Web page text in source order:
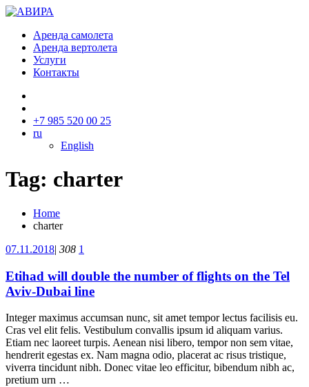
Аренда самолета
Аренда вертолета
Услуги
Контакты
+7 985 520 00 25
ru
English
Tag: charter
Home
charter
07.11.2018| 308 1
Etihad will double the number of flights on the Tel
Aviv-Dubai line
Integer maximus accumsan nunc, sit amet tempor lectus facilisis eu.
Cras vel elit felis. Vestibulum convallis ipsum id aliquam varius.
Etiam nec laoreet turpis. Aenean nisi libero, tempor non sem vitae,
hendrerit egestas ex. Nam magna odio, placerat ac risus tristique,
viverra tincidunt nibh. Donec vitae leo efficitur, bibendum nibh ac,
pretium urn …